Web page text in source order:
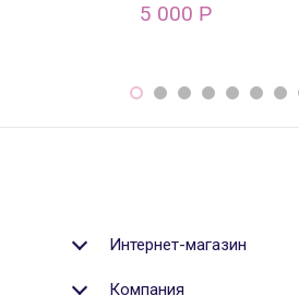
5 000 Р
Интернет-магазин
Компания